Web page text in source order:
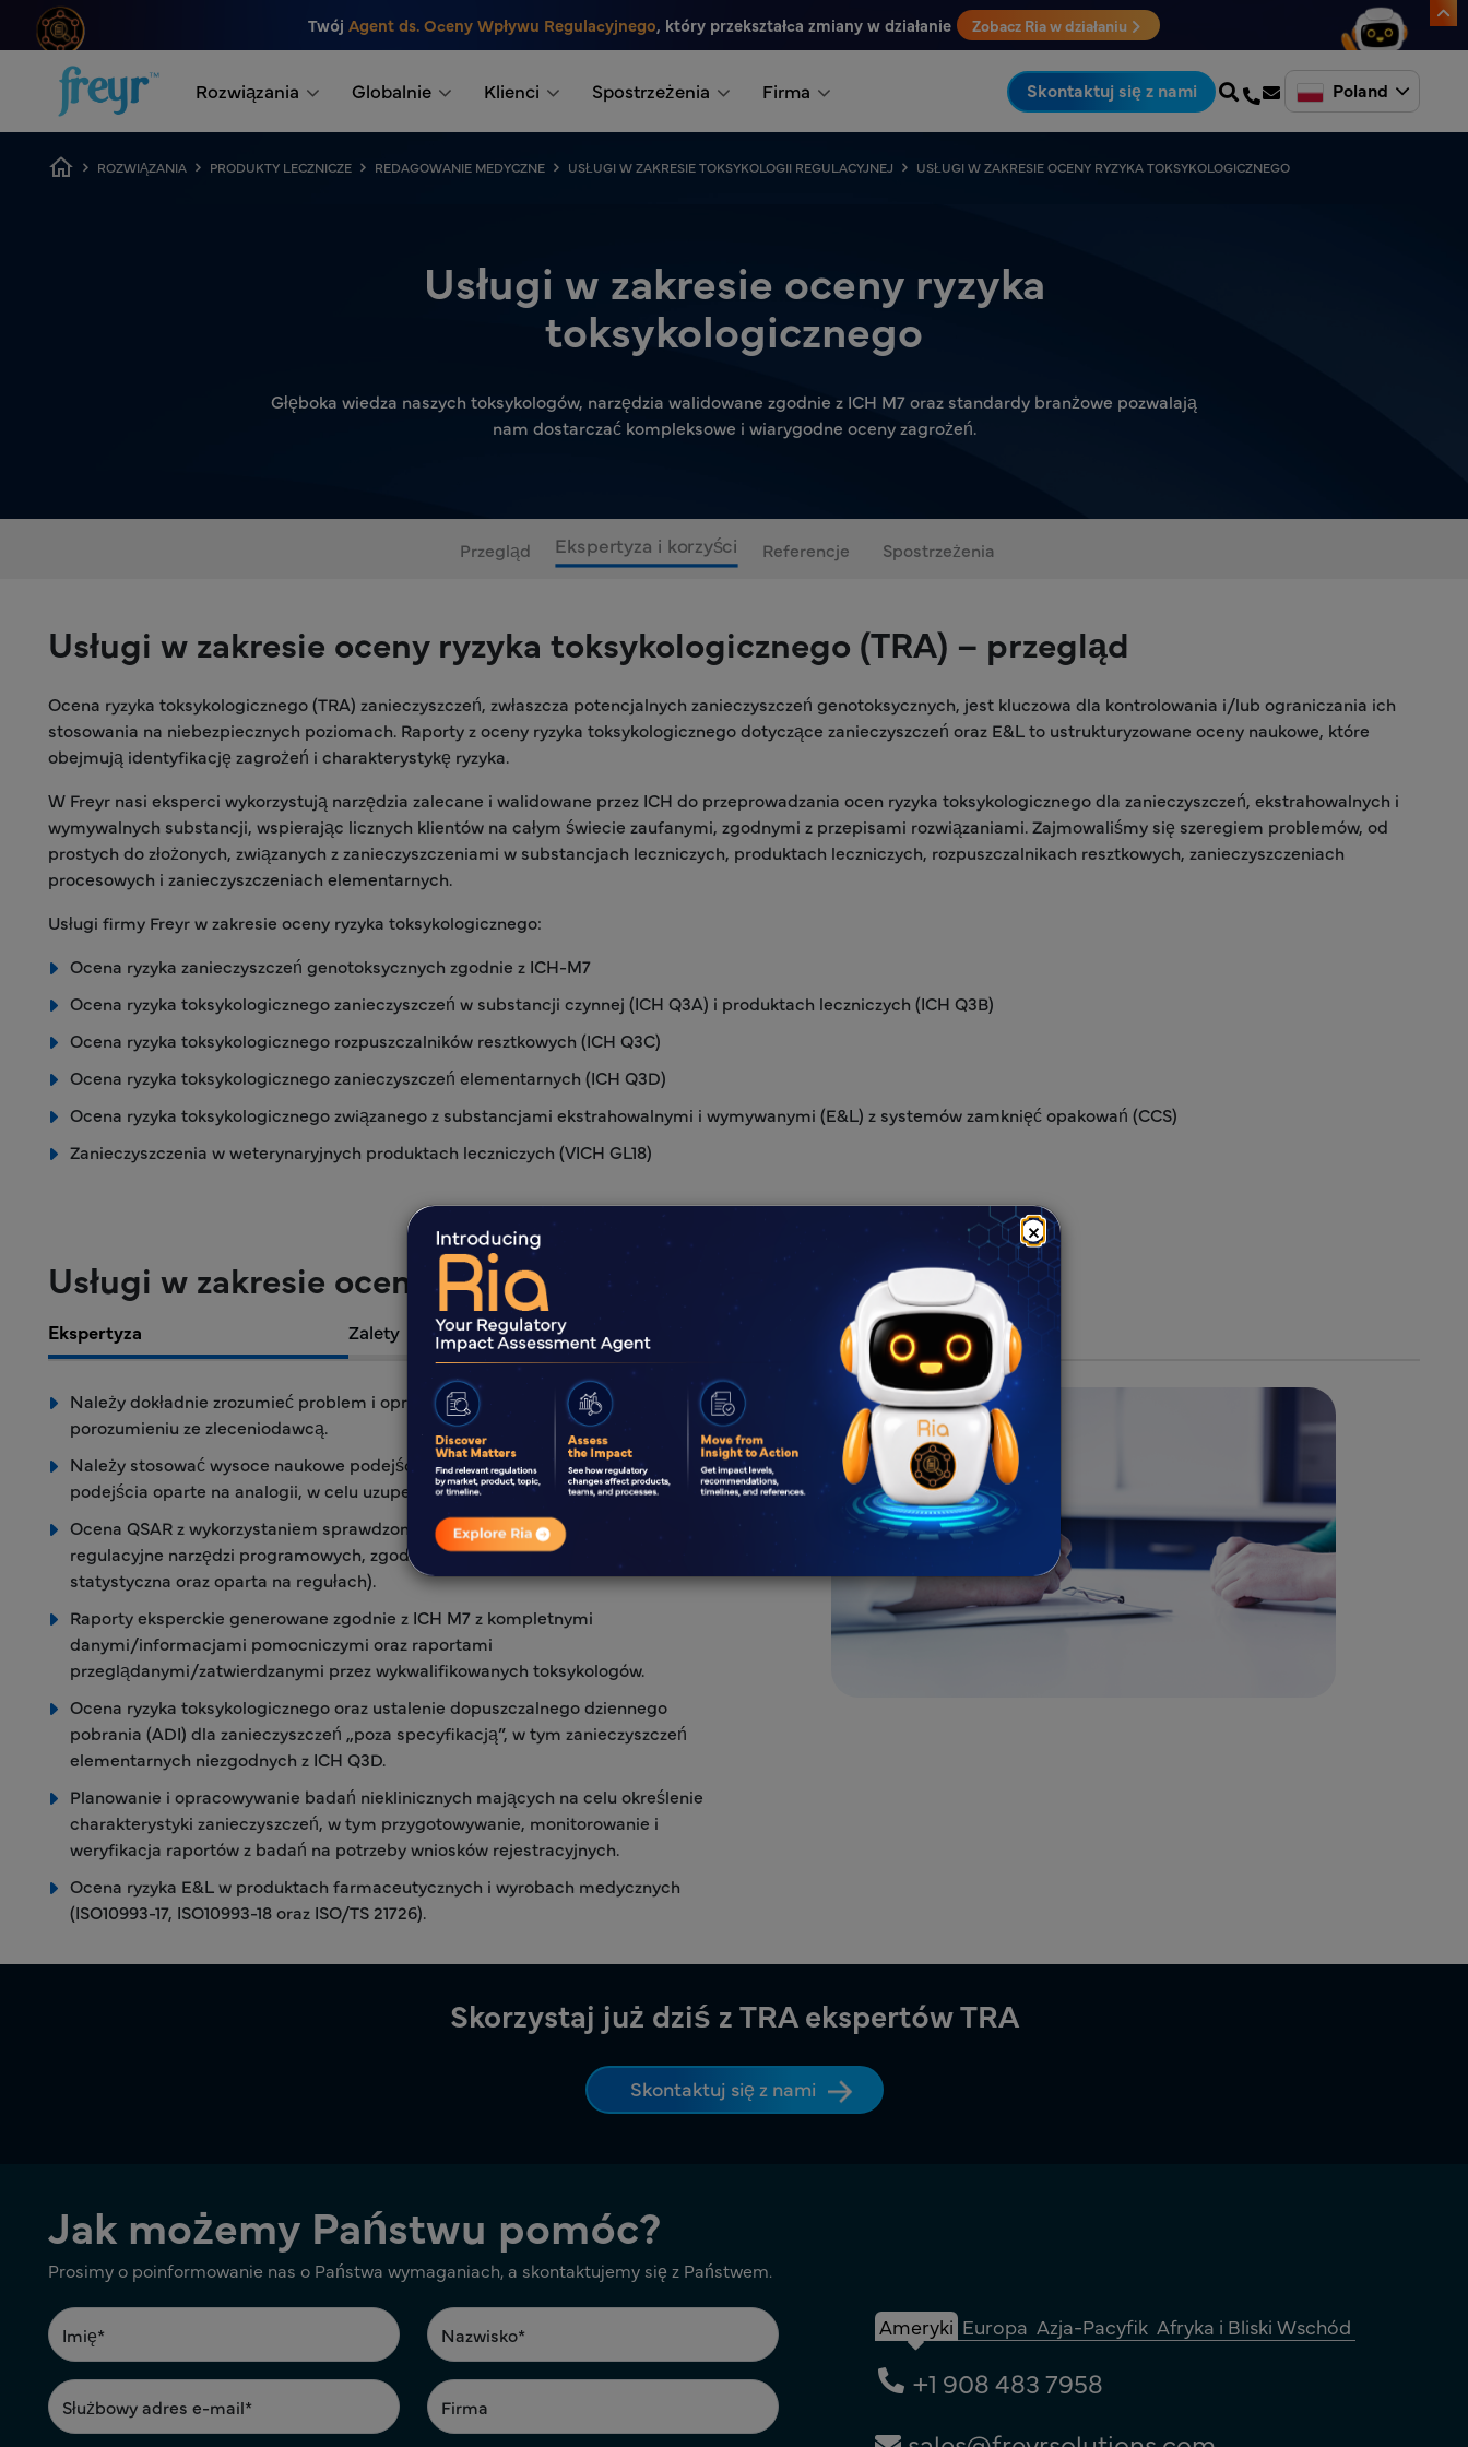
Przejdź do głównej treści
×
Twój Agent ds. Oceny Wpływu Regulacyjnego, który przekształca zmiany w działanie Zobacz Ria w działaniu
Rozwiązania Globalnie Klienci Spostrzeżenia Firma Skontaktuj się z nami Poland
Breadcrumb
ROZWIĄZANIA PRODUKTY LECZNICZE REDAGOWANIE MEDYCZNE USŁUGI W ZAKRESIE TOKSYKOLOGII REGULACYJNEJ USŁUGI W ZAKRESIE OCENY RYZYKA TOKSYKOLOGICZNEGO
Usługi w zakresie oceny ryzyka
toksykologicznego
Głęboka wiedza naszych toksykologów, narzędzia walidowane zgodnie z ICH M7 oraz standardy branżowe pozwalają
nam dostarczać kompleksowe i wiarygodne oceny zagrożeń.
Przegląd Ekspertyza i korzyści Referencje Spostrzeżenia
Usługi w zakresie oceny ryzyka toksykologicznego (TRA) – przegląd
Ocena ryzyka toksykologicznego (TRA) zanieczyszczeń, zwłaszcza potencjalnych zanieczyszczeń genotoksycznych, jest kluczowa dla kontrolowania i/lub ograniczania ich
stosowania na niebezpiecznych poziomach. Raporty z oceny ryzyka toksykologicznego dotyczące zanieczyszczeń oraz E&L to ustrukturyzowane oceny naukowe, które
obejmują identyfikację zagrożeń i charakterystykę ryzyka.
W Freyr nasi eksperci wykorzystują narzędzia zalecane i walidowane przez ICH do przeprowadzania ocen ryzyka toksykologicznego dla zanieczyszczeń, ekstrahowalnych i
wymywalnych substancji, wspierając licznych klientów na całym świecie zaufanymi, zgodnymi z przepisami rozwiązaniami. Zajmowaliśmy się szeregiem problemów, od
prostych do złożonych, związanych z zanieczyszczeniami w substancjach leczniczych, produktach leczniczych, rozpuszczalnikach resztkowych, zanieczyszczeniach
procesowych i zanieczyszczeniach elementarnych.
Usługi firmy Freyr w zakresie oceny ryzyka toksykologicznego:
Ocena ryzyka zanieczyszczeń genotoksycznych zgodnie z ICH-M7
Ocena ryzyka toksykologicznego zanieczyszczeń w substancji czynnej (ICH Q3A) i produktach leczniczych (ICH Q3B)
Ocena ryzyka toksykologicznego rozpuszczalników resztkowych (ICH Q3C)
Ocena ryzyka toksykologicznego zanieczyszczeń elementarnych (ICH Q3D)
Ocena ryzyka toksykologicznego związanego z substancjami ekstrahowalnymi i wymywanymi (E&L) z systemów zamknięć opakowań (CCS)
Zanieczyszczenia w weterynaryjnych produktach leczniczych (VICH GL18)
Usługi w zakresie oceny ryzyka toksykologicznego (TRA)
Ekspertyza Zalety
Należy dokładnie zrozumieć problem i opracować odpowiednią strategię w
porozumieniu ze zleceniodawcą.
Należy stosować wysoce naukowe podejścia i metody, w tym strategie i
podejścia oparte na analogii, w celu uzupełnienia braków w danych.
Ocena QSAR z wykorzystaniem sprawdzonych i zatwierdzonych przez organy
regulacyjne narzędzi programowych, zgodnie z zaleceniami ICH (ocena
statystyczna oraz oparta na regułach).
Raporty eksperckie generowane zgodnie z ICH M7 z kompletnymi
danymi/informacjami pomocniczymi oraz raportami
przeglądanymi/zatwierdzanymi przez wykwalifikowanych toksykologów.
Ocena ryzyka toksykologicznego oraz ustalenie dopuszczalnego dziennego
pobrania (ADI) dla zanieczyszczeń „poza specyfikacją”, w tym zanieczyszczeń
elementarnych niezgodnych z ICH Q3D.
Planowanie i opracowywanie badań nieklinicznych mających na celu określenie
charakterystyki zanieczyszczeń, w tym przygotowywanie, monitorowanie i
weryfikacja raportów z badań na potrzeby wniosków rejestracyjnych.
Ocena ryzyka E&L w produktach farmaceutycznych i wyrobach medycznych
(ISO10993-17, ISO10993-18 oraz ISO/TS 21726).
Skorzystaj już dziś z TRA ekspertów TRA
Skontaktuj się z nami
Jak możemy Państwu pomóc?
Prosimy o poinformowanie nas o Państwa wymaganiach, a skontaktujemy się z Państwem.
Ameryki Europa Azja-Pacyfik Afryka i Bliski Wschód
+1 908 483 7958